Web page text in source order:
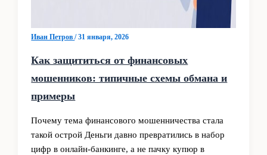
Иван Петров/31 января, 2026
Как защититься от финансовых
мошенников: типичные схемы обмана и
примеры
Почему тема финансового мошенничества стала
такой острой Деньги давно превратились в набор
цифр в онлайн‑банкинге, а не пачку купюр в